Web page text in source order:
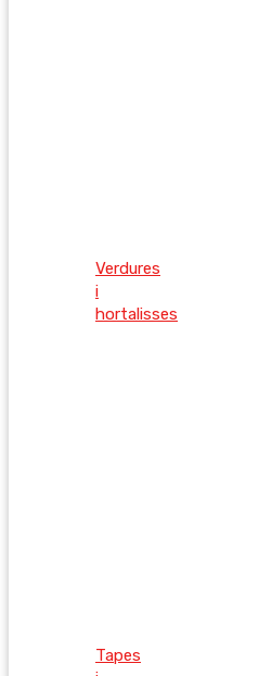
Verdures
i
hortalisses
Tapes